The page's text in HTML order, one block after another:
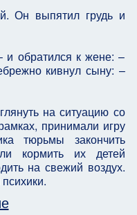
Он выпятил грудь и
обратился к жене: –
кивнул сыну: –
на ситуацию со
принимали игру
тюрьмы закончить
кормить их детей
на свежий воздух.